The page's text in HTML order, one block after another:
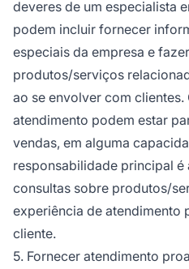
deveres de um especialista
podem incluir fornecer
especiais da empresa e
produtos/serviços
ao se envolver com clientes.
atendimento podem estar
vendas, em alguma
responsabilidade principal é
consultas sobre produtos/
experiência de atendimento
cliente.
5. Fornecer atendimento